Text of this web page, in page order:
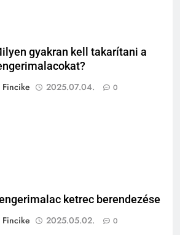
gyakran kell takarítani a
Fincike
2025.07.04. 0
ketrec berendezése
Fincike
2025.05.02. 0